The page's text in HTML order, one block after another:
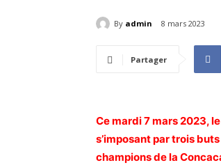
By admin 8 mars 2023
Partager
Ce mardi 7 mars 2023,
s’imposant par trois
champions de la